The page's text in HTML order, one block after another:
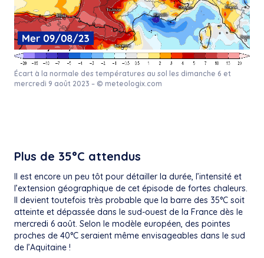
Écart à la normale des températures au sol les dimanche 6 et
mercredi 9 août 2023 – © meteologix.com
Plus de 35°C attendus
Il est encore un peu tôt pour détailler la durée, l’intensité et
l’extension géographique de cet épisode de fortes chaleurs.
Il devient toutefois très probable que la barre des 35°C soit
atteinte et dépassée dans le sud-ouest de la France dès le
mercredi 6 août. Selon le modèle européen, des pointes
proches de 40°C seraient même envisageables dans le sud
de l’Aquitaine !